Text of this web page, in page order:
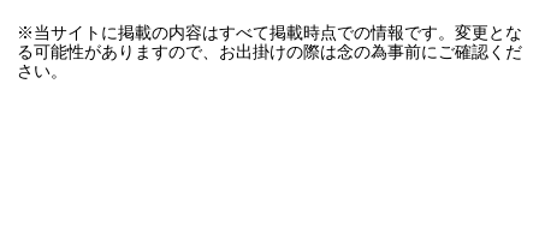
※当サイトに掲載の内容はすべて掲載時点での情報です。変更とな
る可能性がありますので、お出掛けの際は念の為事前にご確認くだ
さい。